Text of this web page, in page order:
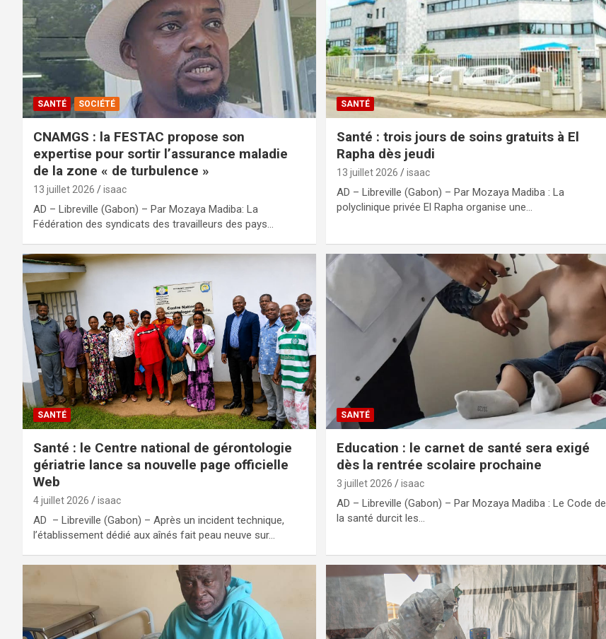
SANTÉ SOCIÉTÉ
CNAMGS : la FESTAC propose son
expertise pour sortir l’assurance maladie
de la zone « de turbulence »
13 juillet 2026 isaac
AD – Libreville (Gabon) – Par Mozaya Madiba: La
Fédération des syndicats des travailleurs des pays…
SANTÉ
Santé : trois jours de soins gratuits à El
Rapha dès jeudi
13 juillet 2026 isaac
AD – Libreville (Gabon) – Par Mozaya Madiba : La
polyclinique privée El Rapha organise une…
SANTÉ
Santé : le Centre national de gérontologie
gériatrie lance sa nouvelle page officielle
Web
4 juillet 2026 isaac
AD – Libreville (Gabon) – Après un incident technique,
l’établissement dédié aux aînés fait peau neuve sur…
SANTÉ
Education : le carnet de santé sera exigé
dès la rentrée scolaire prochaine
3 juillet 2026 isaac
AD – Libreville (Gabon) – Par Mozaya Madiba : Le Code de
la santé durcit les…